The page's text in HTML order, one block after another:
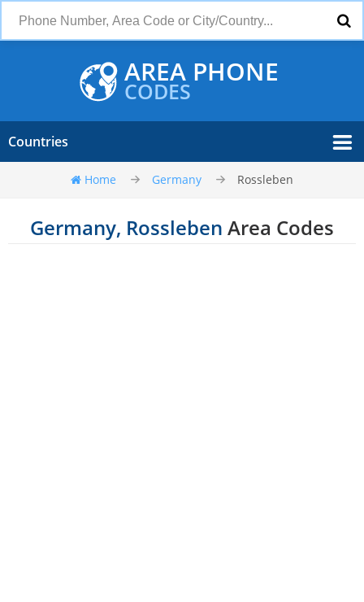
AREA PHONE
CODES
Countries
Home Germany Rossleben
Germany, Rossleben Area Codes